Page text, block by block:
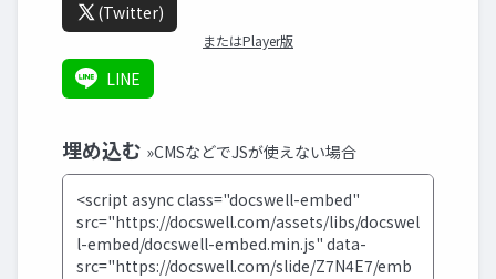
(Twitter)
またはPlayer版
LINE
埋め込む »CMSなどでJSが使えない場合